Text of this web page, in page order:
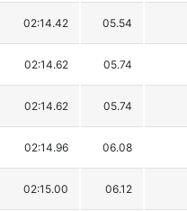
02:14.42 05.54
02:14.62 05.74
02:14.62 05.74
02:14.96 06.08
02:15.00 06.12